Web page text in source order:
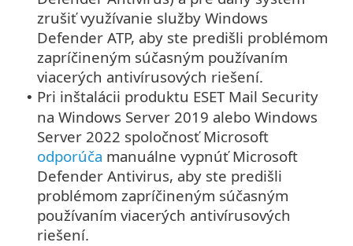
zrušiť využívanie služby Windows
Defender ATP, aby ste predišli problémom
zapríčineným súčasným používaním
viacerých antivírusových riešení.
• Pri inštalácii produktu ESET Mail Security
na Windows Server 2019 alebo Windows
Server 2022 spoločnosť Microsoft
odporúča manuálne vypnúť Microsoft
Defender Antivirus, aby ste predišli
problémom zapríčineným súčasným
používaním viacerých antivírusových
riešení.